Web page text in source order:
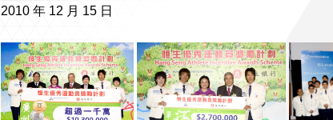
2010 年 12 月 15 日